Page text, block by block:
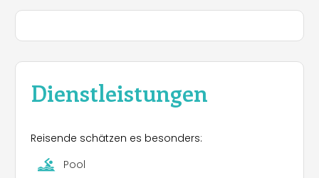
Dienstleistungen
Reisende schätzen es besonders:
Pool